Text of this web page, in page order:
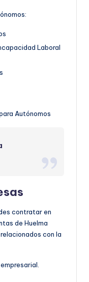
Laboral
Autónomos
contratar en
de Huelma
con la